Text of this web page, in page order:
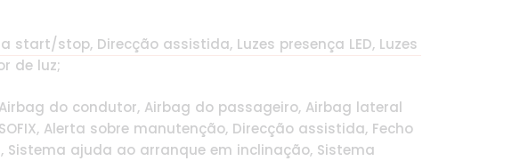
start/stop, Direcção assistida, Luzes presença LED, Luzes
de luz;
do condutor, Airbag do passageiro, Airbag lateral
Alerta sobre manutenção, Direcção assistida, Fecho
ajuda ao arranque em inclinação, Sistema